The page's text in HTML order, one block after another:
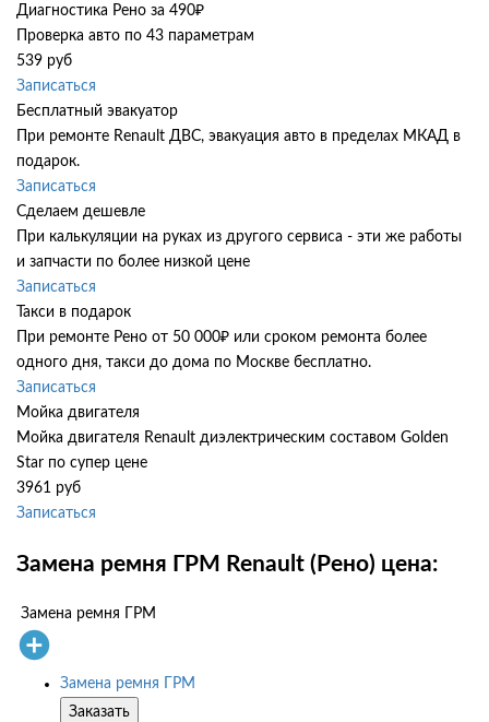
Диагностика Рено за 490₽
Проверка авто по 43 параметрам
539 руб
Записаться
Бесплатный эвакуатор
При ремонте Renault ДВС, эвакуация авто в пределах МКАД в
подарок.
Записаться
Сделаем дешевле
При калькуляции на руках из другого сервиса - эти же работы
и запчасти по более низкой цене
Записаться
Такси в подарок
При ремонте Рено от 50 000₽ или сроком ремонта более
одного дня, такси до дома по Москве бесплатно.
Записаться
Мойка двигателя
Мойка двигателя Renault диэлектрическим составом Golden
Star по супер цене
3961 руб
Записаться
Замена ремня ГРМ Renault (Рено) цена:
Замена ремня ГРМ
Замена ремня ГРМ
Заказать